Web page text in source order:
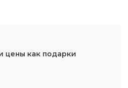
цены как подарки